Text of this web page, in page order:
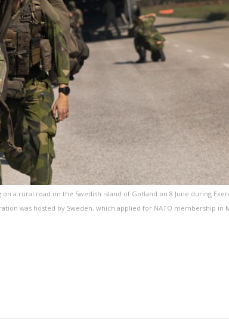
a rural road on the Swedish island of Gotland on 8 June during
was hosted by Sweden, which applied for NATO membership in